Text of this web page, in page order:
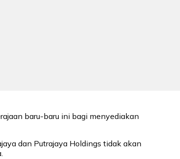
baru-baru ini bagi menyediakan
dan Putrajaya Holdings tidak akan